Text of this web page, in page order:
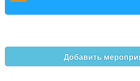
Добавить